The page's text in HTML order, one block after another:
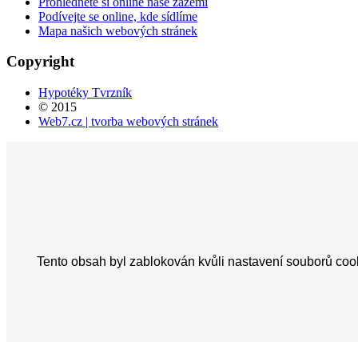
Podívejte se online, kde sídlíme
Mapa našich webových stránek
Copyright
Hypotéky Tvrzník
© 2015
Web7.cz | tvorba webových stránek